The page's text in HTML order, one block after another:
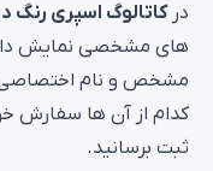
درکاتالوگ اسپری رنگ
های مشخصی نمایش
مشخص و نام اختصاصی
کدام از آن ها سفارش
ثبت برسانید.